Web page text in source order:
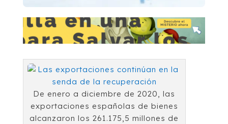
De enero a diciembre de 2020, las
exportaciones españolas de bienes
alcanzaron los 261.175,5 millones de